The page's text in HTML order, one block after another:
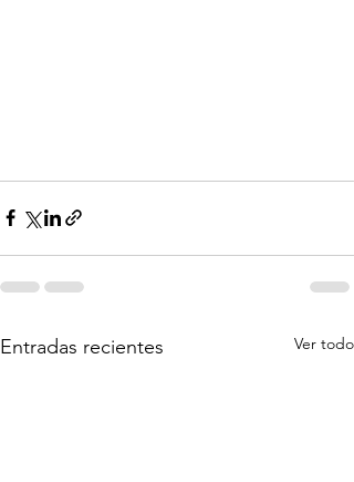
Entradas recientes Ver todo